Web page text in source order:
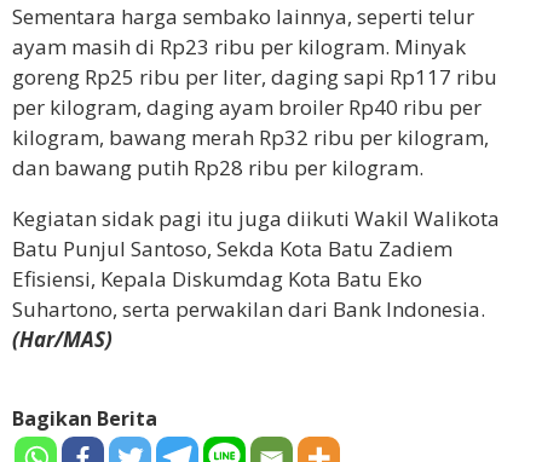
Sementara harga sembako lainnya, seperti telur
ayam masih di Rp23 ribu per kilogram. Minyak
goreng Rp25 ribu per liter, daging sapi Rp117 ribu
per kilogram, daging ayam broiler Rp40 ribu per
kilogram, bawang merah Rp32 ribu per kilogram,
dan bawang putih Rp28 ribu per kilogram.
Kegiatan sidak pagi itu juga diikuti Wakil Walikota
Batu Punjul Santoso, Sekda Kota Batu Zadiem
Efisiensi, Kepala Diskumdag Kota Batu Eko
Suhartono, serta perwakilan dari Bank Indonesia.
(Har/MAS)
Bagikan Berita